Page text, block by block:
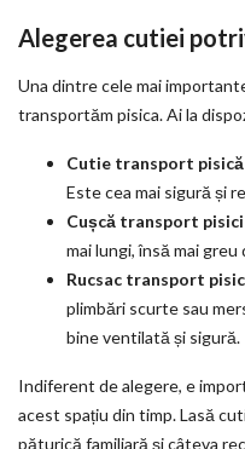
Alegerea cutiei
Una dintre cele mai
transportăm pisica. Ai la
Cutie transport pisică
Este cea mai sigură și
Cușcă transport pisici
mai lungi, însă mai greu
Rucsac transport
plimbări scurte sau
bine ventilată și sigură.
Indiferent de alegere, e
acest spațiu din timp. Lasă
păturică familiară și câteva